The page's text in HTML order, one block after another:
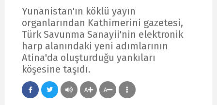
Yunanistan'ın köklü yayın
organlarından Kathimerini gazetesi,
Türk Savunma Sanayii'nin elektronik
harp alanındaki yeni adımlarının
Atina'da oluşturduğu yankıları
köşesine taşıdı.
A A